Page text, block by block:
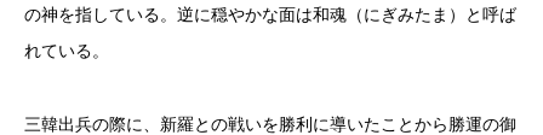
の神を指している。逆に穏やかな面は和魂（にぎみたま）と呼ば
れている。
三韓出兵の際に、新羅との戦いを勝利に導いたことから勝運の御